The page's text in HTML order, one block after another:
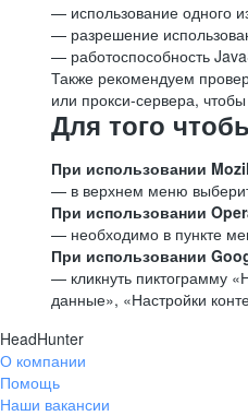
— использование одного
— разрешение
— работоспособность
Также рекомендуем
или прокси-сервера,
Для того
При использовании
— в верхнем меню
При использовании
— необходимо в пункте
При использовании
— кликнуть пиктограмму
данные», «Настройки
HeadHunter
О компании
Помощь
Наши вакансии